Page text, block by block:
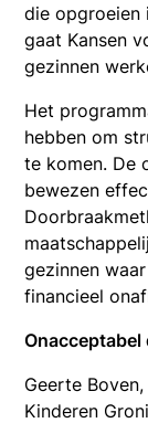
die opgroeien
gaat Kansen
gezinnen
Het
hebben om
te komen. De
bewezen
gezinnen
financieel
Onacceptabel
Geerte
Kinderen